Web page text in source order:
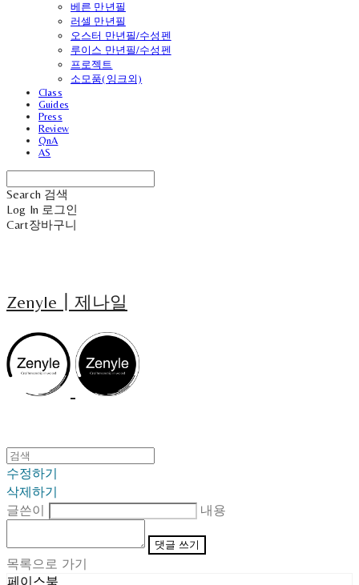
베른 만년필
러셀 만년필
오스터 만년필/수성펜
루이스 만년필/수성펜
프로젝트
소모품(잉크외)
Class
Guides
Press
Review
QnA
AS
Search 검색
Log In 로그인
Cart장바구니
Zenyle┃제나일
수정하기
삭제하기
글쓴이
내용
댓글 쓰기
목록으로 가기
페이스북